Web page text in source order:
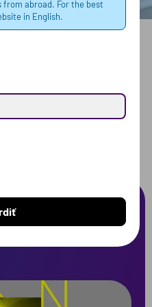
from abroad. For the best
in English.